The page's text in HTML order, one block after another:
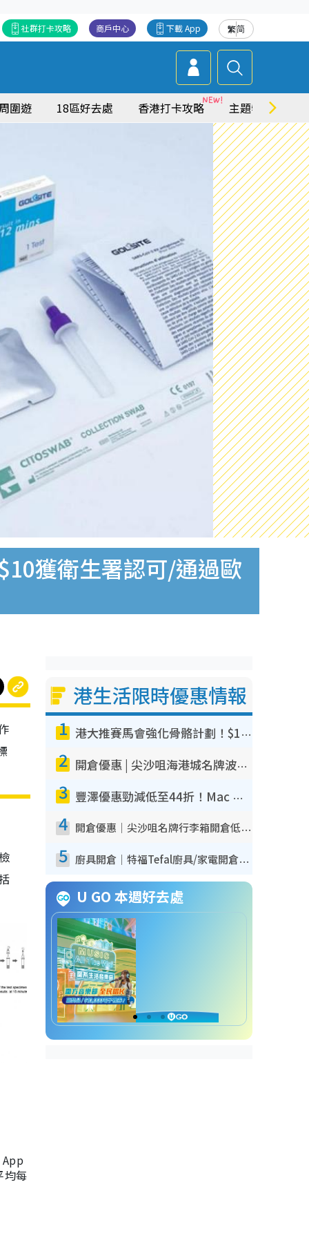
繁简
下載 App
商戶中心
社群打卡攻略
圍遊 18區好去處 香港打卡攻略 主題特集
獲衛生署認可/通過歐
均每
港生活限時優惠情報
1 港大推賽馬會強化骨骼計劃！$100骨質密度X光檢查 完成免費運動訓練送超市禮券！附參加資格
2 開倉優惠 | 尖沙咀海港城名牌波鞋開倉低至1折！On鞋$899起／Joy&Peace鞋履$98起
3 豐澤優惠勁減低至44折！Mac mini/iPhone17Pro大減價！廚房家電$220起
4 開倉優惠｜尖沙咀名牌行李箱開倉低至4折！一連5日 American Tourister/ace./Hallmark $200起！
5 廚具開倉｜特福Tefal廚具/家電開倉低至3折！$220起買平底鍋/炒鑊/湯煲！電飯煲/吸塵機/燙斗$418起
U GO 本週好去處